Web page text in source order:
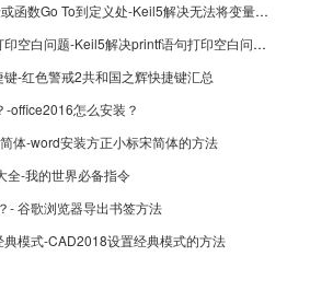
Keil5怎么解决无法将变量或函数Go To到定义处-Keil5解决无法将变量或函数Go To到定义处的方法
Keil5怎么解决printf语句打印空白问题-Keil5解决printf语句打印空白问题的方法
-红色警戒2共和国之辉快捷键汇总
office2016怎么安装？
体-word安装方正小标宋简体的方法
全-我的世界必备指令
- 谷歌浏览器导出书签方法
模式-CAD2018设置经典模式的方法